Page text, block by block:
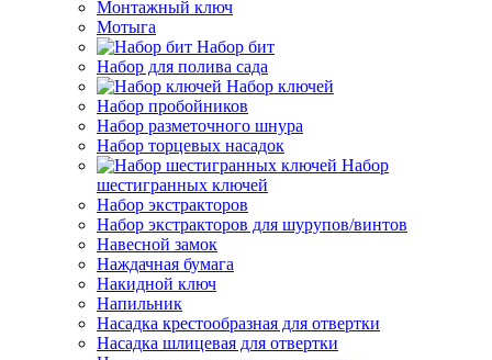
Монтажный ключ
Мотыга
Набор бит
Набор для полива сада
Набор ключей
Набор пробойников
Набор разметочного шнура
Набор торцевых насадок
Набор
шестигранных ключей
Набор экстракторов
Набор экстракторов для шурупов/винтов
Навесной замок
Наждачная бумага
Накидной ключ
Напильник
Насадка крестообразная для отвертки
Насадка шлицевая для отвертки